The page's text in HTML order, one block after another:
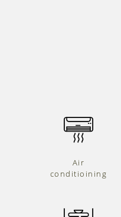
Air
conditioining